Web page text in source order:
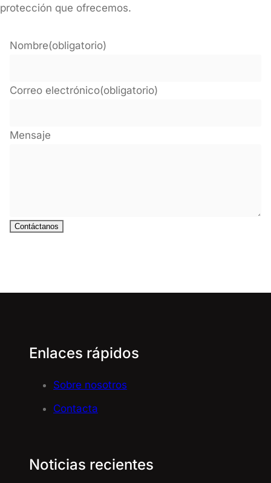
protección que ofrecemos.
Nombre(obligatorio)
Correo electrónico(obligatorio)
Mensaje
Contáctanos
Enlaces rápidos
Sobre nosotros
Contacta
Noticias recientes